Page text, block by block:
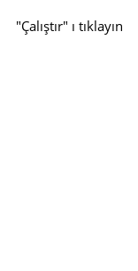
"Çalıştır" ı tıklayın